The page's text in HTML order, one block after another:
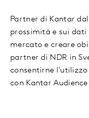
Partner di Kantar
prossimità e sui dati
mercato e creare
partner di NDR in
consentirne
con Kantar